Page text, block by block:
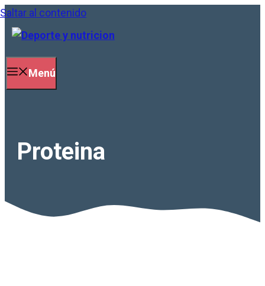
Saltar al contenido
Menú
Proteina